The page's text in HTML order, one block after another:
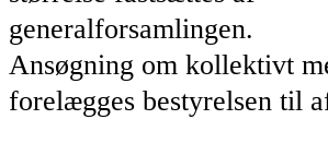
generalforsamlingen.
Ansøgning om kollektivt
forelægges bestyrelsen til